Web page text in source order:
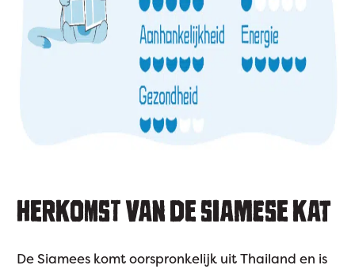
HERKOMST VAN DE SIAMESE KAT
De Siamees komt oorspronkelijk uit Thailand en is